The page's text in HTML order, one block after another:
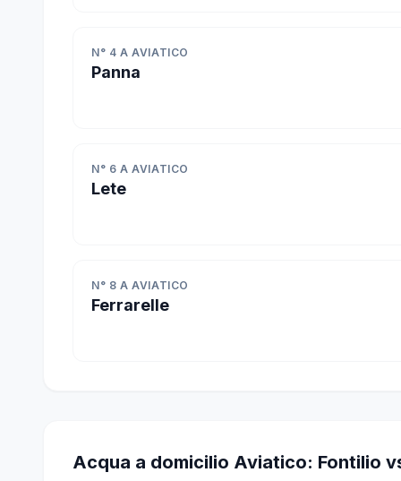
N° 4 A AVIATICO
Panna
N° 6 A AVIATICO
Lete
N° 8 A AVIATICO
Ferrarelle
Acqua a domicilio Aviatico: Fontilio